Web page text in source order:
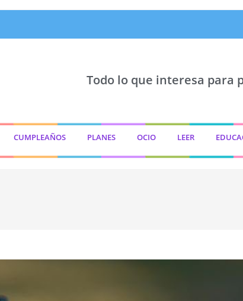
Todo lo que interesa para
CUMPLEAÑOS PLANES OCIO LEER